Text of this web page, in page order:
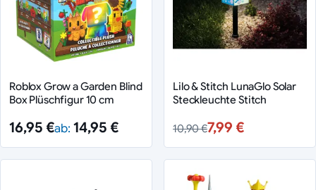
Roblox Grow a Garden Blind
Box Plüschfigur 10 cm
16,95 €ab: 14,95 €
Lilo & Stitch LunaGlo Solar
Steckleuchte Stitch
10,90 €7,99 €